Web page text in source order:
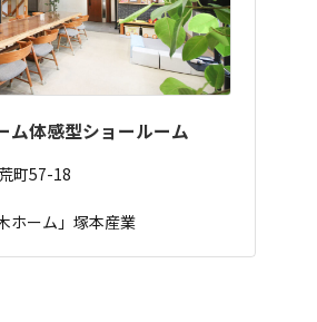
ム体感型ショールーム
町57-18
ホーム」塚本産業